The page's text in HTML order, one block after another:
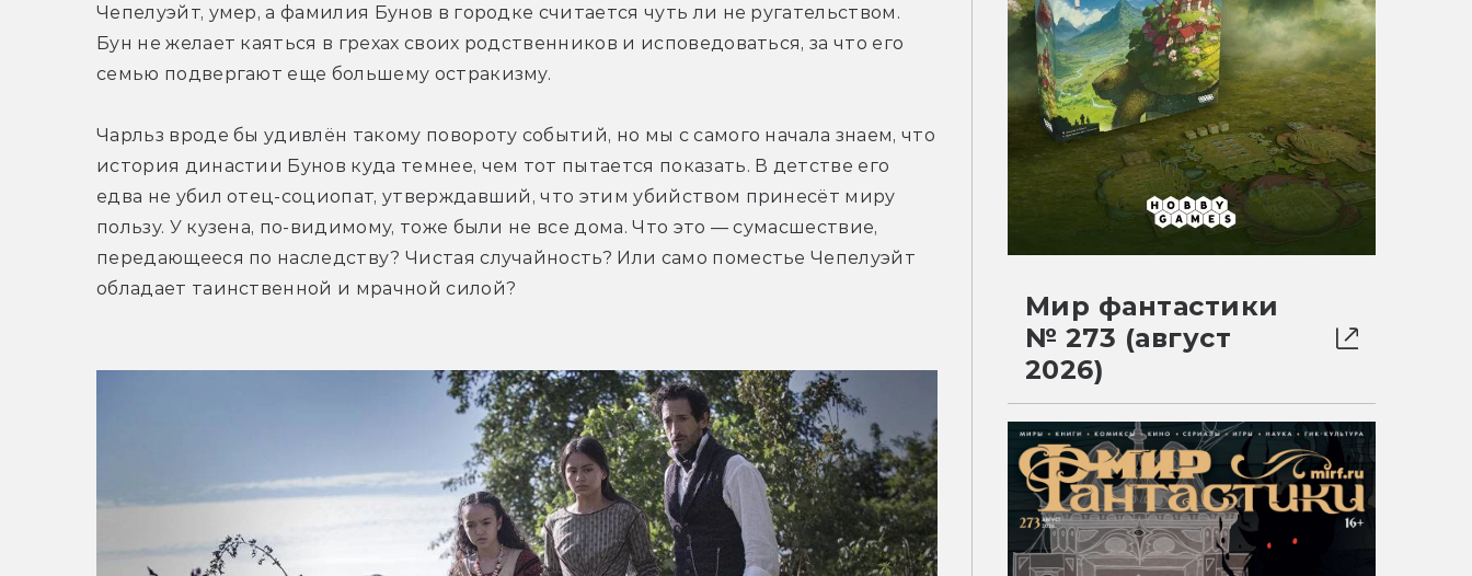
Чепелуэйт, умер, а фамилия Бунов в городке считается чуть ли не ругательством.
Бун не желает каяться в грехах своих родственников и исповедоваться, за что его
семью подвергают еще большему остракизму.
Чарльз вроде бы удивлён такому повороту событий, но мы с самого начала знаем, что
история династии Бунов куда темнее, чем тот пытается показать. В детстве его
едва не убил отец-социопат, утверждавший, что этим убийством принесёт миру
пользу. У кузена, по-видимому, тоже были не все дома. Что это — сумасшествие,
передающееся по наследству? Чистая случайность? Или само поместье Чепелуэйт
обладает таинственной и мрачной силой?
Мир фантастики
№ 273 (август
2026)